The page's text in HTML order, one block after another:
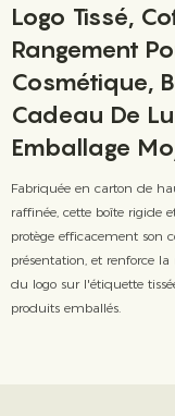
Logo Tissé,
Rangement
Cosmétique,
Cadeau De
Emballage
Fabriquée en carton de
raffinée, cette boîte rigide
protège efficacement son
présentation, et renforce
du logo sur l'étiquette
produits emballés.